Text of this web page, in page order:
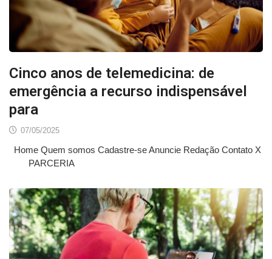
Cinco anos de telemedicina: de
emergência a recurso indispensável
para
07/05/2025
Home Quem somos Cadastre-se Anuncie Redação Contato X
PARCERIA